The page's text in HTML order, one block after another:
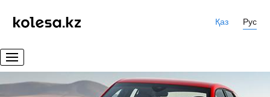
Қаз Рус